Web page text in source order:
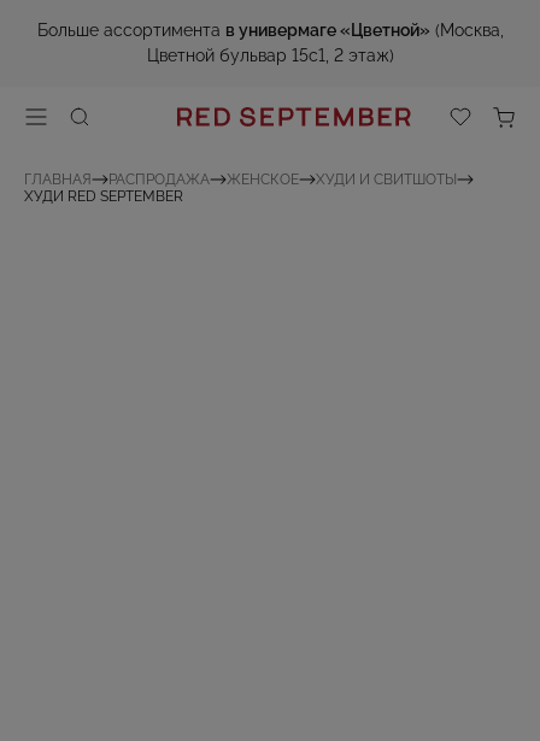
Больше ассортимента в универмаге «Цветной» (Москва,
Цветной бульвар 15с1, 2 этаж)
ГЛАВНАЯ РАСПРОДАЖА ЖЕНСКОЕ
ХУДИ И СВИТШОТЫ
ХУДИ RED SEPTEMBER